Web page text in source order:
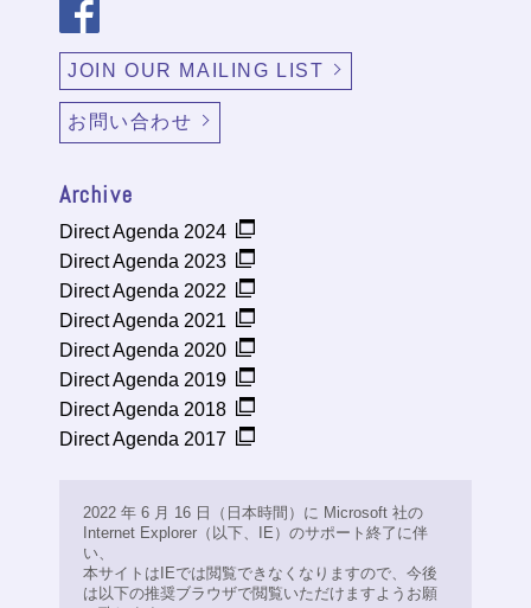
JOIN OUR MAILING LIST
お問い合わせ
Archive
Direct Agenda 2024
Direct Agenda 2023
Direct Agenda 2022
Direct Agenda 2021
Direct Agenda 2020
Direct Agenda 2019
Direct Agenda 2018
Direct Agenda 2017
2022 年 6 月 16 日（日本時間）に Microsoft 社の
Internet Explorer（以下、IE）のサポート終了に伴
い、
本サイトはIEでは閲覧できなくなりますので、今後
は以下の推奨ブラウザで閲覧いただけますようお願